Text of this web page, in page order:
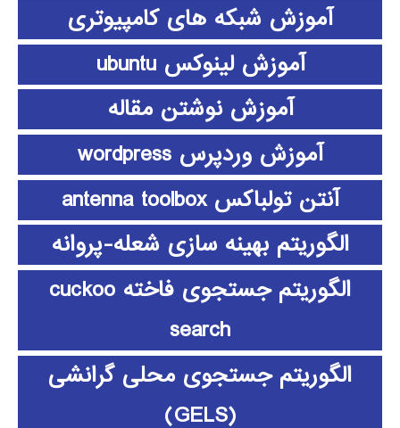
آموزش شبکه های کامپیوتری
آموزش لینوکس ubuntu
آموزش نوشتن مقاله
آموزش وردپرس wordpress
آنتن تولباکس antenna toolbox
الگوریتم بهینه سازی شعله-پروانه
الگوریتم جستجوی فاخته cuckoo
search
الگوریتم جستجوی محلی گرانشی
(GELS)